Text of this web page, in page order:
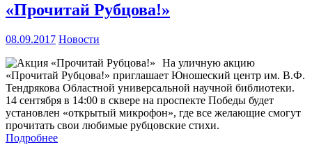
«Прочитай Рубцова!»
08.09.2017 Новости
На уличную акцию
«Прочитай Рубцова!» приглашает Юношеский центр им. В.Ф.
Тендрякова Областной универсальной научной библиотеки.
14 сентября в 14:00 в сквере на проспекте Победы будет
установлен «открытый микрофон», где все желающие смогут
прочитать свои любимые рубцовские стихи.
Подробнее